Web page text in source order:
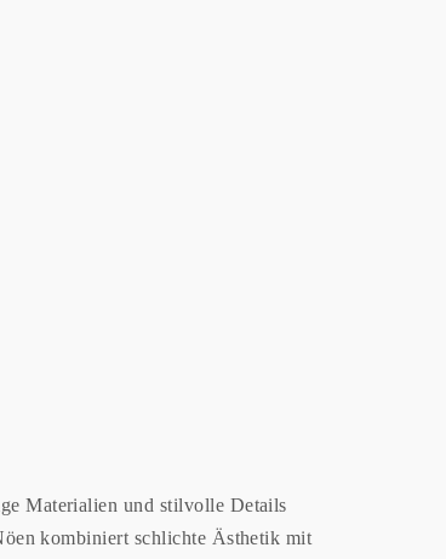
Materialien und stilvolle Details
kombiniert schlichte Ästhetik mit